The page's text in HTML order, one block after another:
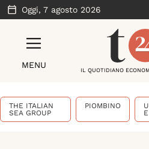
Oggi, 7 agosto 2026
MENU
IL QUOTIDIANO
THE ITALIAN
SEA GROUP
PIOMBINO